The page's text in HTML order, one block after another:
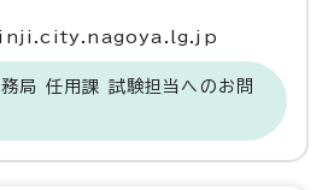
局 任用課 試験担当へのお問